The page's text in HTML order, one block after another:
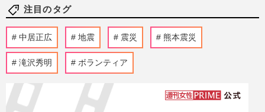
注目のタグ
中居正広 地震 震災 熊本震災
滝沢秀明 ボランティア